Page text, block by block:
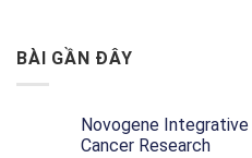
BÀI GẦN ĐÂY
Novogene
Cancer Research